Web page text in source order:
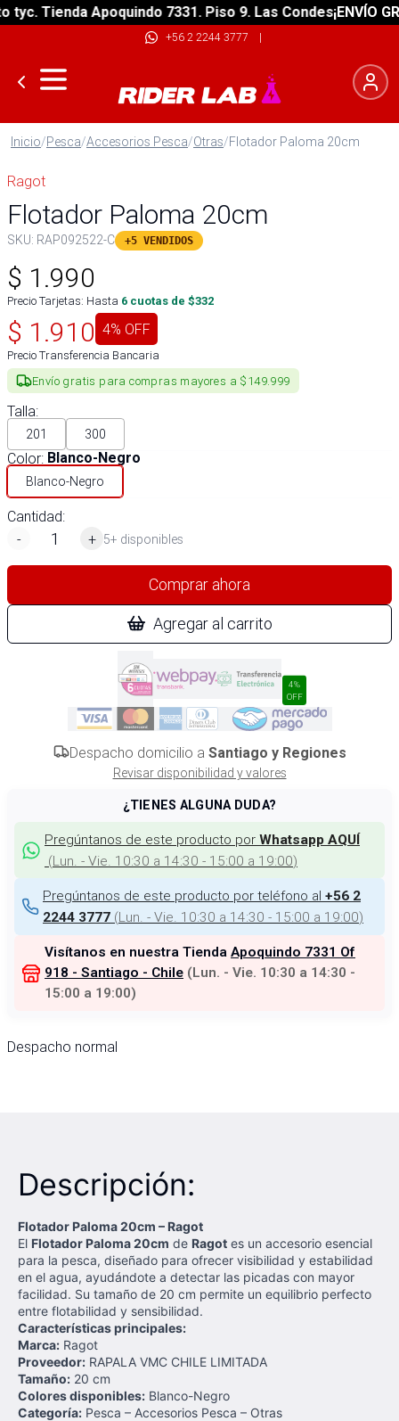
Tienda Apoquindo 7331. Piso 9. Las Condes¡ENVÍO
+56 2 2244 3777 |
Inicio/Pesca/Accesorios Pesca/Otras/Flotador Paloma 20cm
Ragot
Flotador Paloma 20cm
SKU: RAP092522-C +5 VENDIDOS
$ 1.990
Precio Tarjetas: Hasta 6 cuotas de $332
$ 1.910 4% OFF
Precio Transferencia Bancaria
Envío gratis para compras mayores a $149.999
Talla:
201 300
Color: Blanco-Negro
Blanco-Negro
Cantidad:
-
+ 5+ disponibles
Comprar ahora
Agregar al carrito
4%
OFF
Despacho domicilio a Santiago y Regiones
Revisar disponibilidad y valores
¿TIENES ALGUNA DUDA?
Pregúntanos de este producto por Whatsapp AQUÍ
(Lun. - Vie. 10:30 a 14:30 - 15:00 a 19:00)
Pregúntanos de este producto por teléfono al +56 2
2244 3777 (Lun. - Vie. 10:30 a 14:30 - 15:00 a 19:00)
Visítanos en nuestra Tienda Apoquindo 7331 Of
918 - Santiago - Chile (Lun. - Vie. 10:30 a 14:30 -
15:00 a 19:00)
Despacho normal
Descripción:
Flotador Paloma 20cm – Ragot
El Flotador Paloma 20cm de Ragot es un accesorio esencial
para la pesca, diseñado para ofrecer visibilidad y estabilidad
en el agua, ayudándote a detectar las picadas con mayor
facilidad. Su tamaño de 20 cm permite un equilibrio perfecto
entre flotabilidad y sensibilidad.
Características principales:
Marca: Ragot
Proveedor: RAPALA VMC CHILE LIMITADA
Tamaño: 20 cm
Colores disponibles: Blanco-Negro
Categoría: Pesca – Accesorios Pesca – Otras